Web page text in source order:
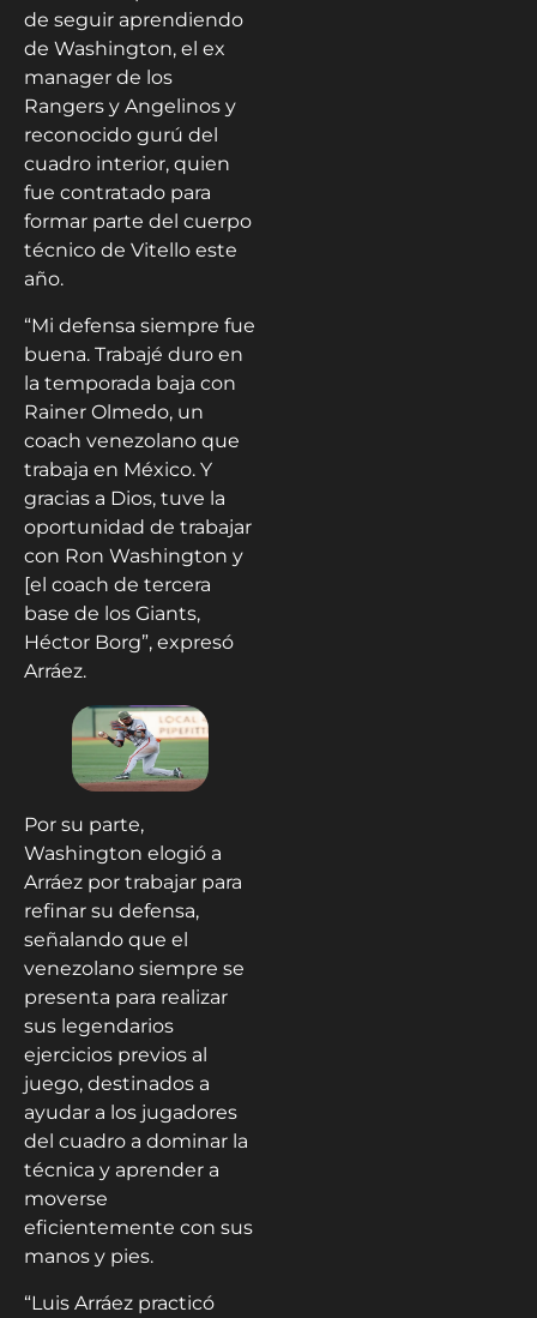
de seguir aprendiendo
de Washington, el ex
manager de los
Rangers y Angelinos y
reconocido gurú del
cuadro interior, quien
fue contratado para
formar parte del cuerpo
técnico de Vitello este
año.
“Mi defensa siempre fue
buena. Trabajé duro en
la temporada baja con
Rainer Olmedo, un
coach venezolano que
trabaja en México. Y
gracias a Dios, tuve la
oportunidad de trabajar
con Ron Washington y
[el coach de tercera
base de los Giants,
Héctor Borg”, expresó
Arráez.
Por su parte,
Washington elogió a
Arráez por trabajar para
refinar su defensa,
señalando que el
venezolano siempre se
presenta para realizar
sus legendarios
ejercicios previos al
juego, destinados a
ayudar a los jugadores
del cuadro a dominar la
técnica y aprender a
moverse
eficientemente con sus
manos y pies.
“Luis Arráez practicó